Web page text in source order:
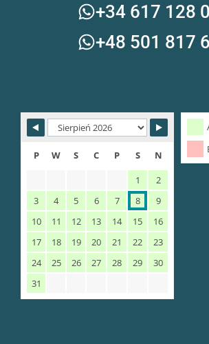
+34 617 128
+48 501 817
P W S C P S
N
1
2
3
4 5 6 7 8
9
10
11 12 13 14 15
16
17
18 19 20 21 22
23
24
25 26 27 28 29
30
31